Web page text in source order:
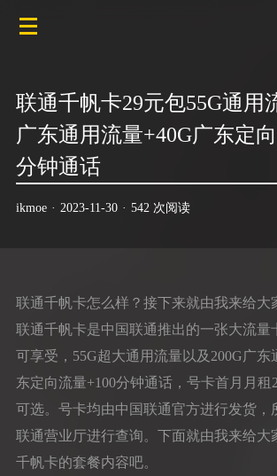
联通千帆卡29元包55G通用
广东通用流量+40G广东定
分钟通话
ikmoe · 2023-11-30 · 542 次阅读
联通千帆卡怎么样？接下来就由我来给大
联通千帆卡是中国联通推出的一张大流量
可享受，55G超大通用流量以及200G广东
东定向流量+100分钟通话，号卡首月月租
可选。号卡均由中国联通官方进行发货，
联通营业厅进行查询。下面就由我来给大
千帆卡的套餐内容吧。